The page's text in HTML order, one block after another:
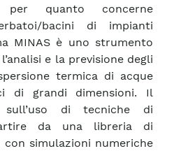
per quanto concerne
bacini di impianti
MINAS è uno strumento
e la previsione degli
termica di acque
di grandi dimensioni. Il
di tecniche di
da una libreria di
simulazioni numeriche